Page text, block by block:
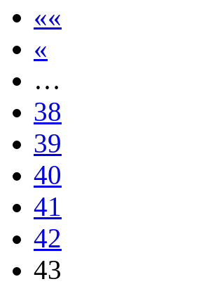
««
«
…
38
39
40
41
42
43